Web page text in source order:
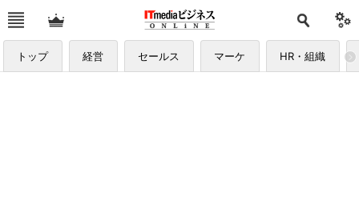
トップ 経営 セールス マーケ HR・組織